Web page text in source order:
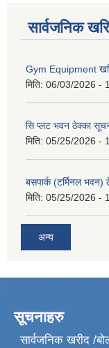
सार्वजनिक
Gym Equipment
मिति: 06/03/2026 -
सि प्लट भवन ठेक्का
मिति: 05/25/2026 -
बसपार्क (टर्मिनल भवन)
मिति: 05/25/2026 -
अन्य
सूचनाहरु
सार्वजनिक खरीद /